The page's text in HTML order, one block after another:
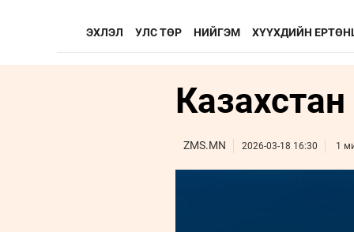
ЭХЛЭЛ УЛС ТӨР НИЙГЭМ ХҮҮХДИЙН
ҮЗЭЛ БОДЛЫН ЧӨЛӨӨТ
ЯРИЛЦАХ ЦАГ
Сайд ярьж
Зууны
ZMS.MN 2026-03-18 16:30 1